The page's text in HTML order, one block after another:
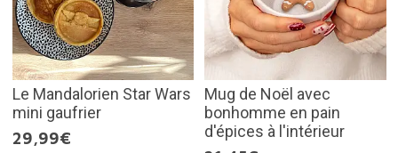
Le Mandalorien Star Wars
mini gaufrier
29,99€
Mug de Noël avec
bonhomme en pain
d'épices à l'intérieur